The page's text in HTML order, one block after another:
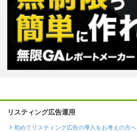
リスティング広告運用
初めてリスティング広告の導入をお考えの方へ